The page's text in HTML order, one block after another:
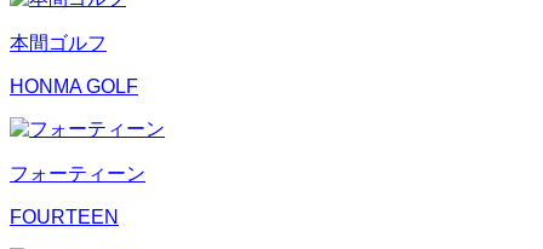
本間ゴルフ
HONMA GOLF
フォーティーン
FOURTEEN